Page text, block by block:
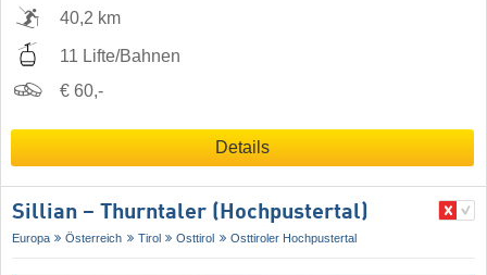
40,2 km
11 Lifte/Bahnen
€ 60,-
Details
Sillian – Thurntaler (Hochpustertal)
Europa Österreich Tirol Osttirol Osttiroler Hochpustertal